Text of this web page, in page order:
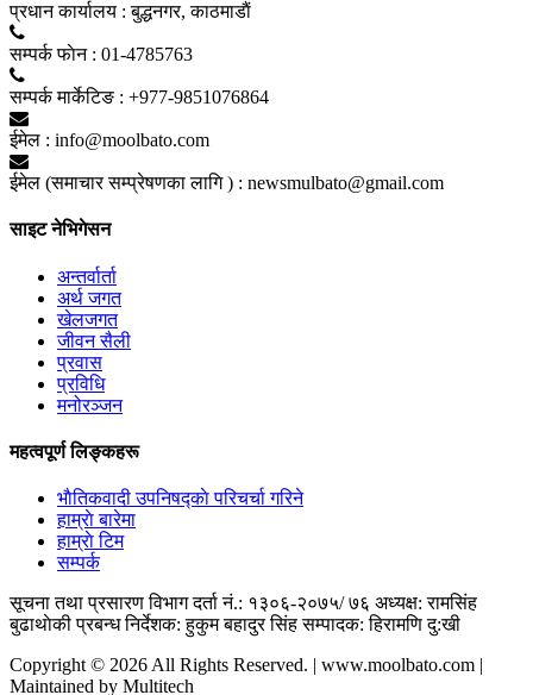
प्रधान कार्यालय : बुद्धनगर, काठमाडाैं
सम्पर्क फाेन : 01-4785763
सम्पर्क मार्केटिङ : +977-9851076864
ईमेल : info@moolbato.com
ईमेल (समाचार सम्प्रेषणका लागि ) : newsmulbato@gmail.com
साइट नेभिगेसन
अन्तर्वार्ता
अर्थ जगत
खेलजगत
जीवन सैली
प्रवास
प्रविधि
मनोरञ्जन
महत्वपूर्ण लिङ्कहरू
भाैतिकवादी उपनिषद्काे परिचर्चा गरिने
हाम्राे बारेमा
हाम्राे टिम
सम्पर्क
सूचना तथा प्रसारण विभाग दर्ता नं.: १३०६-२०७५/ ७६ अध्यक्ष: रामसिंह
बुढाथाेकी प्रबन्ध निर्देशक: हुकुम बहादुर सिंह सम्पादक: हिरामणि दु:खी
Copyright © 2026 All Rights Reserved. | www.moolbato.com |
Maintained by Multitech